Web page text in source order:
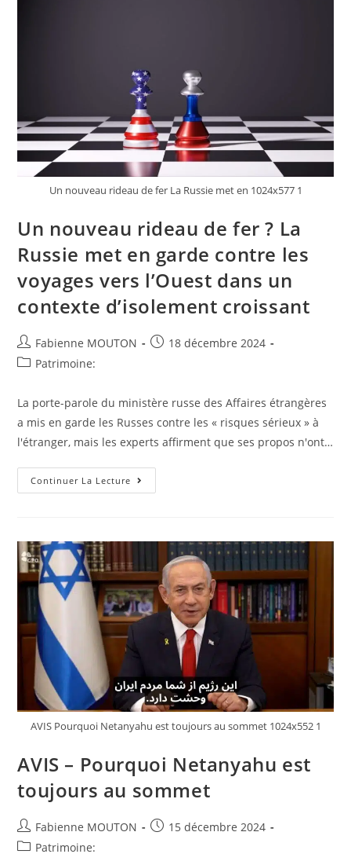
21
Morts
Un nouveau rideau de fer La Russie met en 1024x577 1
Un nouveau rideau de fer ? La
Russie met en garde contre les
voyages vers l’Ouest dans un
contexte d’isolement croissant
Auteur/autrice
de
Fabienne MOUTON
Post18 décembre 2024
PostPatrimoine:
La porte-parole du ministère russe des Affaires étrangères
a mis en garde les Russes contre les « risques sérieux » à
l'étranger, mais les experts affirment que ses propos n'ont…
Continuer La Lecture Un
Nouveau
La
Met
En
Garde
Contre
Les
Voyages
L’Ouest
Dans
Contexte
D’isolement
Croissant
AVIS Pourquoi Netanyahu est toujours au sommet 1024x552 1
AVIS – Pourquoi Netanyahu est
toujours au sommet
Auteur/autrice
de
Fabienne MOUTON
Post15 décembre 2024
PostPatrimoine: